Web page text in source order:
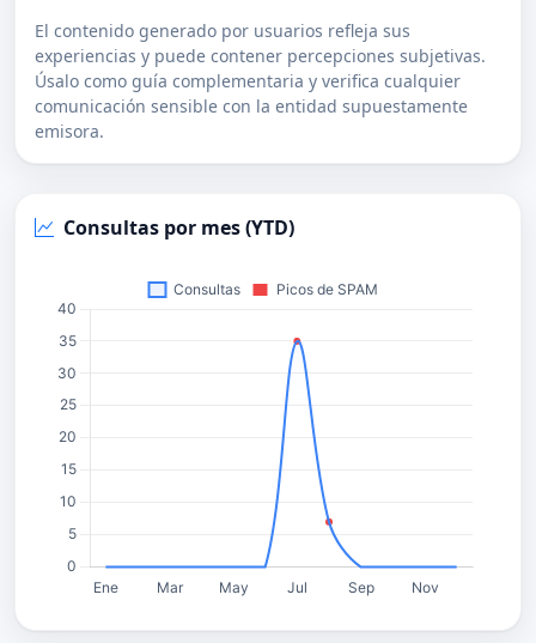
El contenido generado por usuarios refleja sus
experiencias y puede contener percepciones subjetivas.
Úsalo como guía complementaria y verifica cualquier
comunicación sensible con la entidad supuestamente
emisora.
Consultas por mes (YTD)